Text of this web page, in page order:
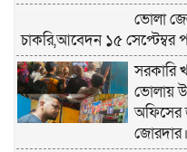
ভোলা
চাকরি,আবেদন ১৫ সেপ্টেম্বর
সরকারি
ভোলায়
অফিসের
জোরদার।